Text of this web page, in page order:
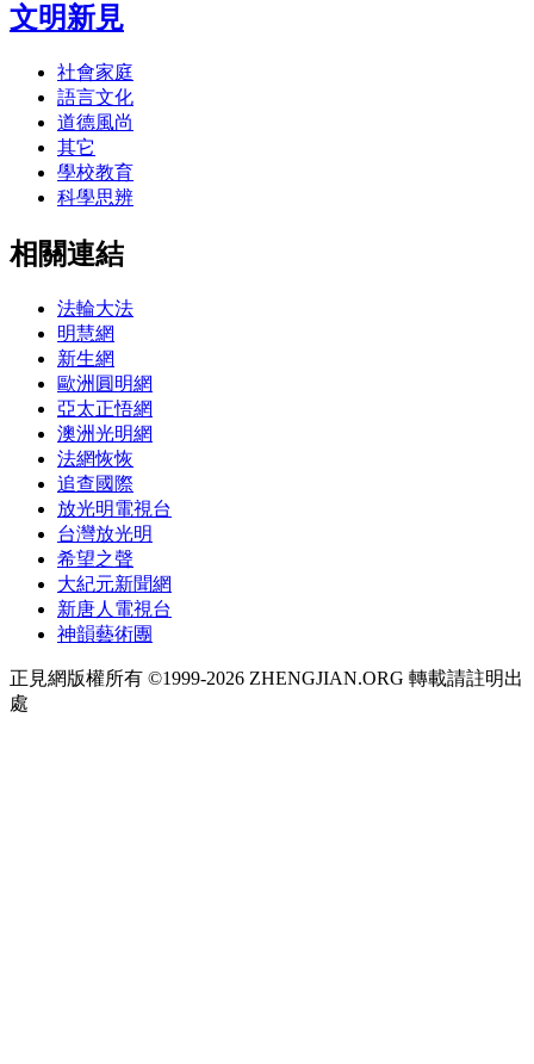
文明新見
社會家庭
語言文化
道德風尚
其它
學校教育
科學思辨
相關連結
法輪大法
明慧網
新生網
歐洲圓明網
亞太正悟網
澳洲光明網
法網恢恢
追查國際
放光明電視台
台灣放光明
希望之聲
大紀元新聞網
新唐人電視台
神韻藝術團
正見網版權所有 ©1999-2026 ZHENGJIAN.ORG 轉載請註明出
處